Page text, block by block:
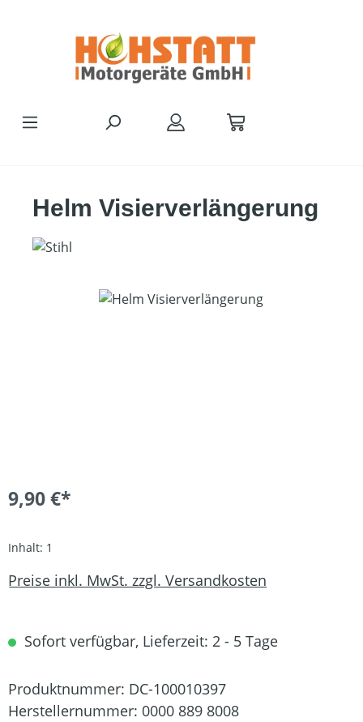
Helm Visierverlängerung
Bildergalerie überspringen
9,90 €*
Inhalt: 1
Preise inkl. MwSt. zzgl. Versandkosten
Sofort verfügbar, Lieferzeit: 2 - 5 Tage
Produktnummer: DC-100010397
Herstellernummer: 0000 889 8008